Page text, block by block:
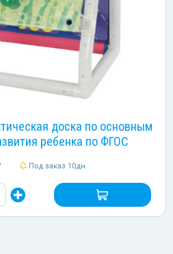
доска по основным
ребенка по ФГОС
Под заказ 10дн.